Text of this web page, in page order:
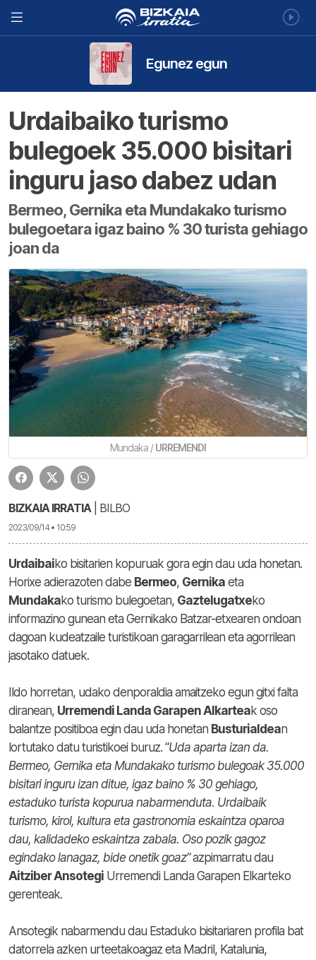
Egunez egun
Urdaibaiko turismo
bulegoek 35.000 bisitari
inguru jaso dabez udan
Bermeo, Gernika eta Mundakako turismo
bulegoetara igaz baino % 30 turista gehiago
joan da
Mundaka /URREMENDI
BIZKAIA IRRATIA| BILBO
2023/09/14 • 10:59
Urdaibaiko bisitarien kopuruak gora egin dau uda honetan.
Horixe adierazoten dabe Bermeo, Gernika eta
Mundakako turismo bulegoetan, Gaztelugatxeko
informazino gunean eta Gernikako Batzar-etxearen ondoan
dagoan kudeatzaile turistikoan garagarrilean eta agorrilean
jasotako datuek.
Ildo horretan, udako denporaldia amaitzeko egun gitxi falta
diranean, Urremendi Landa Garapen Alkarteak oso
balantze positiboa egin dau uda honetan Busturialdean
lortutako datu turistikoei buruz. “Uda aparta izan da.
Bermeo, Gernika eta Mundakako turismo bulegoak 35.000
bisitari inguru izan ditue, igaz baino % 30 gehiago,
estaduko turista kopurua nabarmenduta. Urdaibaik
turismo, kirol, kultura eta gastronomia eskaintza oparoa
dau, kalidadeko eskaintza zabala. Oso pozik gagoz
egindako lanagaz, bide onetik goaz”azpimarratu dau
Aitziber Ansotegi Urremendi Landa Garapen Elkarteko
gerenteak.
Ansotegik nabarmendu dau Estaduko bisitariaren profila bat
datorrela azken urteetakoagaz eta Madril, Katalunia,